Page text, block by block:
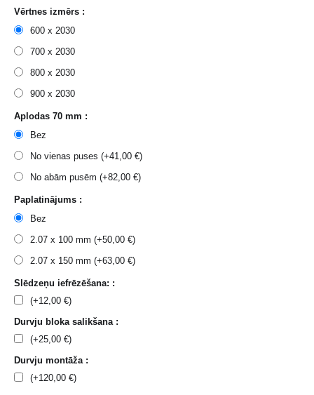
Vērtnes izmērs :
600 x 2030
700 x 2030
800 x 2030
900 x 2030
Aplodas 70 mm :
Bez
No vienas puses (+41,00 €)
No abām pusēm (+82,00 €)
Paplatinājums :
Bez
2.07 x 100 mm (+50,00 €)
2.07 x 150 mm (+63,00 €)
Slēdzeņu iefrēzēšana: :
(+12,00 €)
Durvju bloka salikšana :
(+25,00 €)
Durvju montāža :
(+120,00 €)